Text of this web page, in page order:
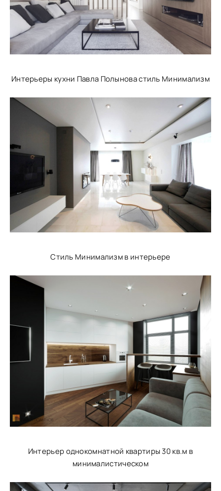
Интерьеры кухни Павла Полынова стиль Минимализм
Стиль Минимализм в интерьере
Интерьер однокомнатной квартиры 30 кв.м в
минималистическом